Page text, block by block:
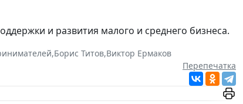
и развития малого и среднего бизнеса.
,Борис Титов,Виктор Ермаков
Перепечатка